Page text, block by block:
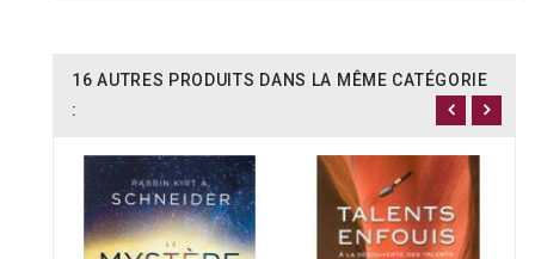
16 AUTRES PRODUITS DANS LA MÊME CATÉGORIE
: